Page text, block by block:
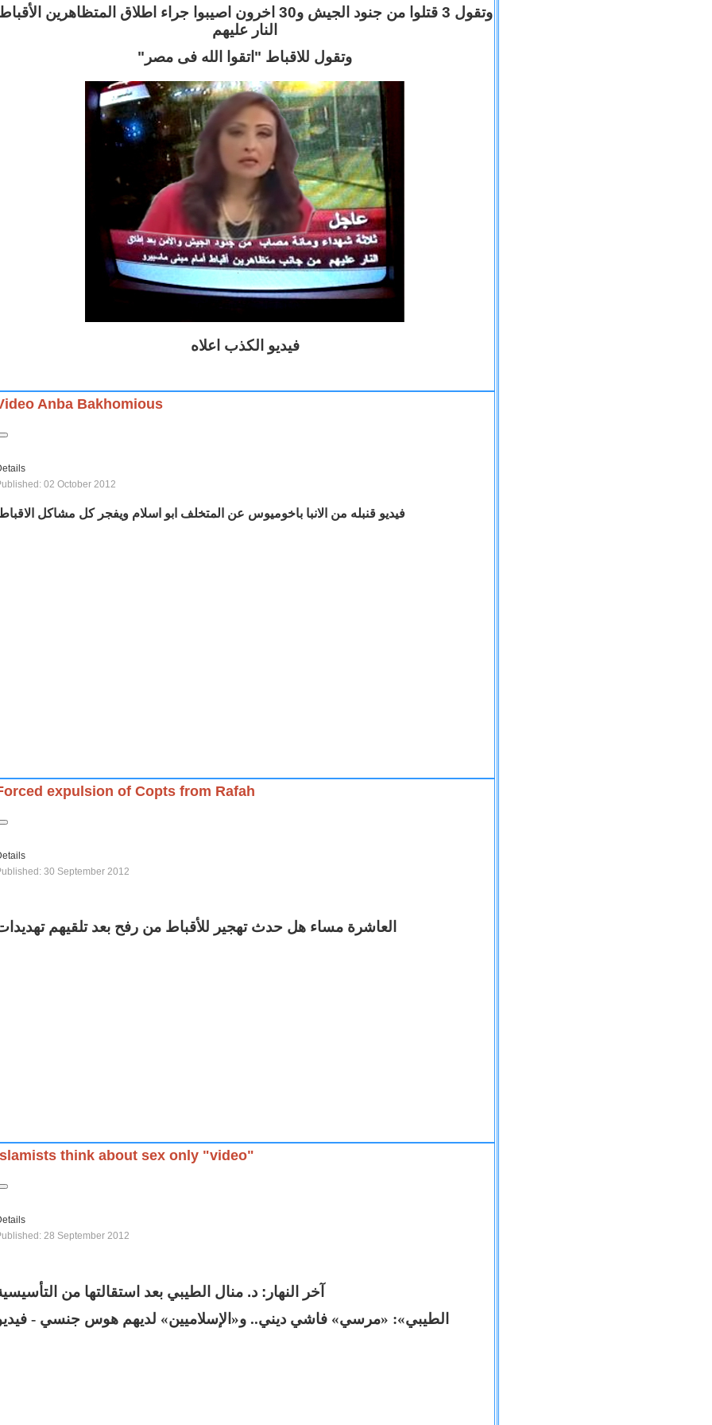
وتقول 3 قتلوا من جنود الجيش و30 اخرون اصيبوا جراء اطلاق المتظاهرين
النار عليهم
وتقول للاقباط "اتقوا الله فى مصر"
فيديو الكذب اعلاه
Anba Bakhomious
02 October 2012
expulsion of Copts from Rafah
30 September 2012
العاشرة مساء هل حدث تهجير للأقباط من رفح بعد تلقيهم
think about sex only "video"
28 September 2012
آخر النهار: د. منال الطيبي بعد استقالتها من
الطيبي»: «مرسي» فاشي ديني.. و«الإسلاميين» لديهم هوس جنسي -